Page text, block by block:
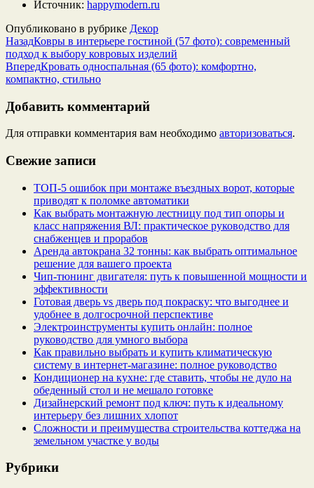
Источник: happymodern.ru
Опубликовано в рубрике Декор
НазадКовры в интерьере гостиной (57 фото): современный
подход к выбору ковровых изделий
ВпередКровать односпальная (65 фото): комфортно,
компактно, стильно
Добавить комментарий
Для отправки комментария вам необходимо авторизоваться.
Свежие записи
ТОП-5 ошибок при монтаже въездных ворот, которые
приводят к поломке автоматики
Как выбрать монтажную лестницу под тип опоры и
класс напряжения ВЛ: практическое руководство для
снабженцев и прорабов
Аренда автокрана 32 тонны: как выбрать оптимальное
решение для вашего проекта
Чип‑тюнинг двигателя: путь к повышенной мощности и
эффективности
Готовая дверь vs дверь под покраску: что выгоднее и
удобнее в долгосрочной перспективе
Электроинструменты купить онлайн: полное
руководство для умного выбора
Как правильно выбрать и купить климатическую
систему в интернет‑магазине: полное руководство
Кондиционер на кухне: где ставить, чтобы не дуло на
обеденный стол и не мешало готовке
Дизайнерский ремонт под ключ: путь к идеальному
интерьеру без лишних хлопот
Сложности и преимущества строительства коттеджа на
земельном участке у воды
Рубрики